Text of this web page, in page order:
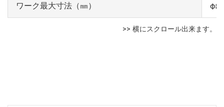
ワーク最大寸法（㎜）